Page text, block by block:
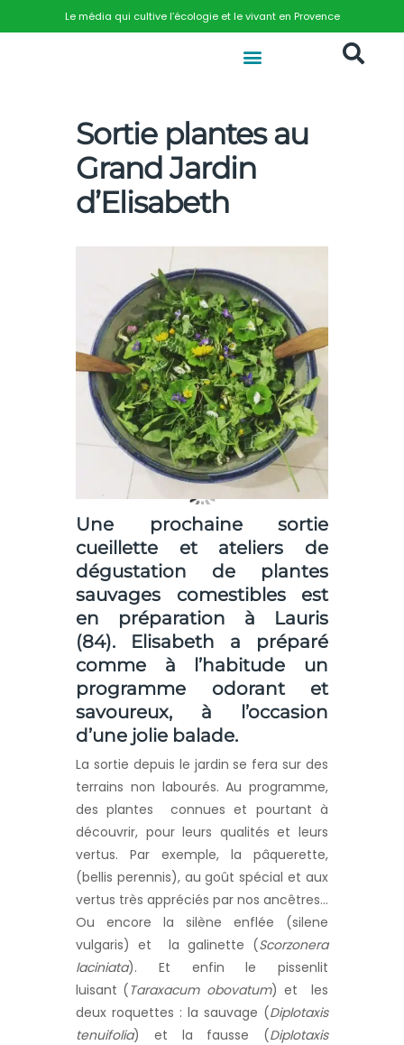
Le média qui cultive l’écologie et le vivant en Provence
Sortie plantes au
Grand Jardin
d’Elisabeth
Une prochaine sortie
cueillette et ateliers de
dégustation de plantes
sauvages comestibles est
en préparation à Lauris
(84). Elisabeth a préparé
comme à l’habitude un
programme odorant et
savoureux, à l’occasion
d’une jolie balade.
La sortie depuis le jardin se fera sur des
terrains non labourés. Au programme,
des plantes connues et pourtant à
découvrir, pour leurs qualités et leurs
vertus. Par exemple, la pâquerette,
(bellis perennis), au goût spécial et aux
vertus très appréciés par nos ancêtres…
Ou encore la silène enflée (silene
vulgaris) et la galinette (Scorzonera
laciniata). Et enfin le pissenlit
luisant ( Taraxacum obovatum) et les
deux roquettes : la sauvage (Diplotaxis
tenuifolia) et la fausse (Diplotaxis